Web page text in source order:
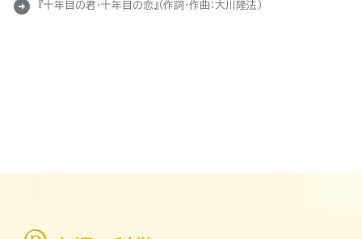
arrow_circle_right 『十年目の君・十年目の恋』（作詞・作曲：大川隆法）